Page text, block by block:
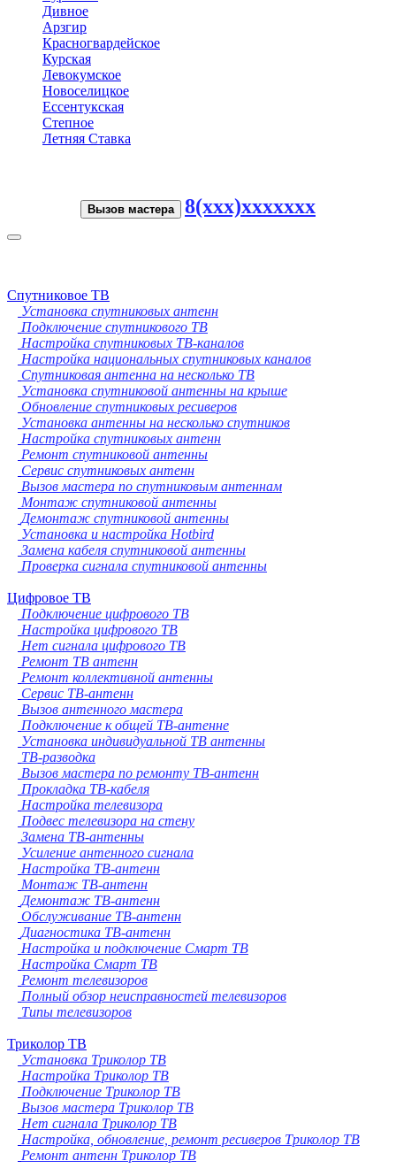
Дивное
Арзгир
Красногвардейское
Курская
Левокумское
Новоселицкое
Ессентукская
Степное
Летняя Ставка
Вызов мастера 8(xxx)xxxxxxx
Toggle
Спутниковое ТВ
Установка спутниковых антенн
Подключение спутникового ТВ
Настройка спутниковых ТВ-каналов
Настройка национальных спутниковых каналов
Спутниковая антенна на несколько ТВ
Установка спутниковой антенны на крыше
Обновление спутниковых ресиверов
Установка антенны на несколько спутников
Настройка спутниковых антенн
Ремонт спутниковой антенны
Сервис спутниковых антенн
Вызов мастера по спутниковым антеннам
Монтаж спутниковой антенны
Демонтаж спутниковой антенны
Установка и настройка Hotbird
Замена кабеля спутниковой антенны
Проверка сигнала спутниковой антенны
Цифровое ТВ
Подключение цифрового ТВ
Настройка цифрового ТВ
Нет сигнала цифрового ТВ
Ремонт ТВ антенн
Ремонт коллективной антенны
Сервис ТВ-антенн
Вызов антенного мастера
Подключение к общей ТВ-антенне
Установка индивидуальной ТВ антенны
ТВ-разводка
Вызов мастера по ремонту ТВ-антенн
Прокладка ТВ-кабеля
Настройка телевизора
Подвес телевизора на стену
Замена ТВ-антенны
Усиление антенного сигнала
Настройка ТВ-антенн
Монтаж ТВ-антенн
Демонтаж ТВ-антенн
Обслуживание ТВ-антенн
Диагностика ТВ-антенн
Настройка и подключение Смарт ТВ
Настройка Смарт ТВ
Ремонт телевизоров
Полный обзор неисправностей телевизоров
Типы телевизоров
Триколор ТВ
Установка Триколор ТВ
Настройка Триколор ТВ
Подключение Триколор ТВ
Вызов мастера Триколор ТВ
Нет сигнала Триколор ТВ
Настройка, обновление, ремонт ресиверов Триколор ТВ
Ремонт антенн Триколор ТВ